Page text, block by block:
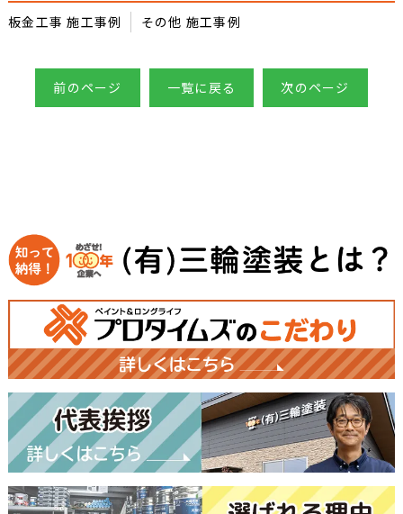
板金工事 施工事例 その他 施工事例
前のページ 一覧に戻る 次のページ